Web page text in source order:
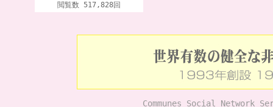
閲覧数 517,828回
Communes Social Network